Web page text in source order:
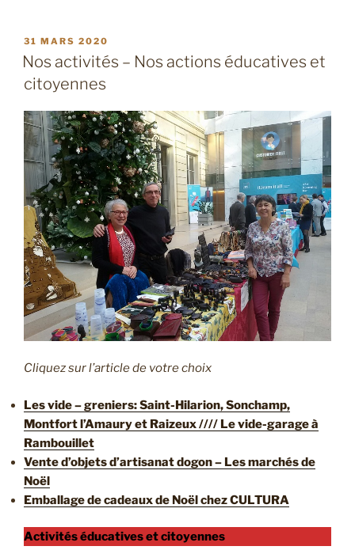
PUBLIÉ
LE
31 MARS 2020
Nos activités – Nos actions éducatives et
citoyennes
Cliquez sur l’article de votre choix
Les vide – greniers: Saint-Hilarion, Sonchamp,
Montfort l’Amaury et Raizeux //// Le vide-garage à
Rambouillet
Vente d’objets d’artisanat dogon – Les marchés de
Noël
Emballage de cadeaux de Noël chez CULTURA
Activités éducatives et citoyennes